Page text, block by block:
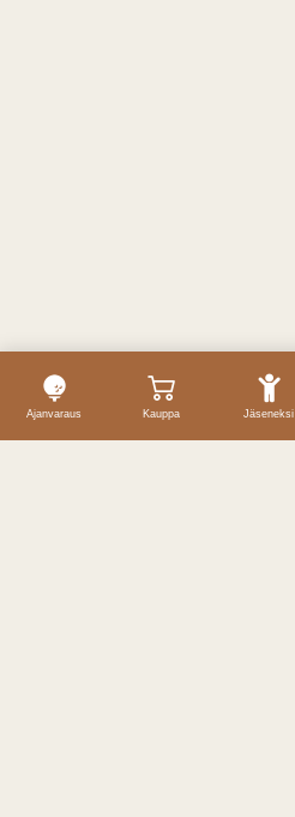
Ajanvaraus Kauppa Jäseneksi